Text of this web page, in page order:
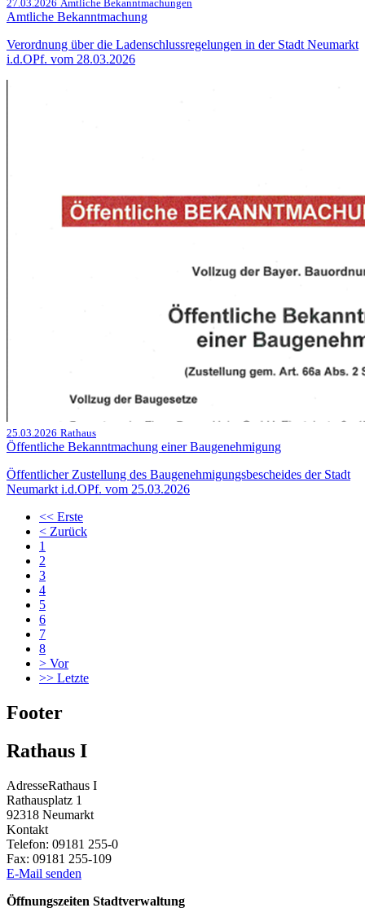
27.03.2026 Amtliche Bekanntmachungen
Amtliche Bekanntmachung
Verordnung über die Ladenschlussregelungen in der Stadt Neumarkt
i.d.OPf. vom 28.03.2026
25.03.2026 Rathaus
Öffentliche Bekanntmachung einer Baugenehmigung
Öffentlicher Zustellung des Baugenehmigungsbescheides der Stadt
Neumarkt i.d.OPf. vom 25.03.2026
<< Erste
< Zurück
1
2
3
4
5
6
7
8
> Vor
>> Letzte
Footer
Rathaus I
AdresseRathaus I
Rathausplatz 1
92318 Neumarkt
Kontakt
Telefon: 09181 255-0
Fax: 09181 255-109
E-Mail senden
Öffnungszeiten Stadtverwaltung